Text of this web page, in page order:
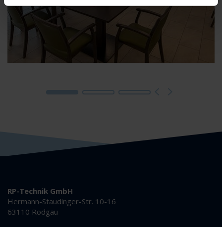
RP-Technik GmbH
Hermann-Staudinger-Str. 10-16
63110 Rodgau